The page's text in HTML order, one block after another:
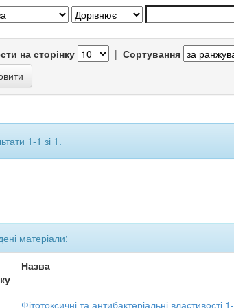
на сторінку | Сортування
1-1 зі 1.
матеріали:
Назва
Фітотоксичні та антибактеріальні властивості 1-